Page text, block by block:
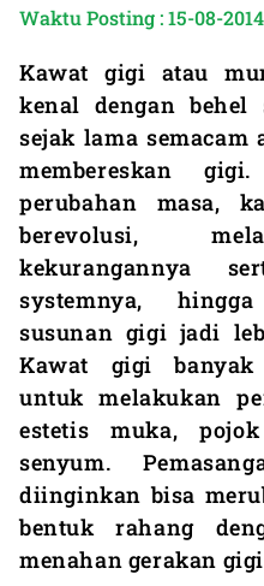
Waktu Posting : 15-08-
Kawat gigi atau
kenal dengan
sejak lama
membereskan
perubahan masa,
berevolusi,
kekurangannya
systemnya,
susunan gigi jadi
Kawat gigi banyak
untuk melakukan
estetis muka,
senyum.
diinginkan bisa
bentuk rahang
menahan gerakan